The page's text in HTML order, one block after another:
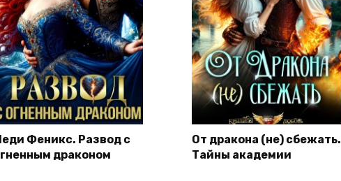
Феникс. Развод с
драконом
От дракона (не) сбежать.
Тайны академии